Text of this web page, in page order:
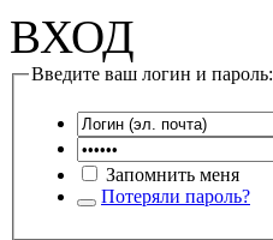
ВХОД
Введите ваш логин и пароль:
Запомнить меня
Потеряли пароль?